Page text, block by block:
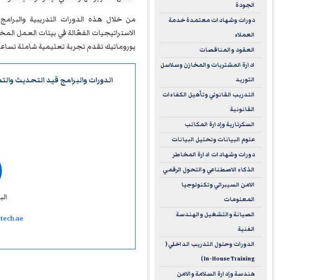
من خلال هذه الدورات التدريبية
الاستراتيجيات الفعّالة في بيئات العمل
يوروماتيك تقدم تجربة تعليمية شاملة
الدورات والبرامج قيد التحديث
الجودة
دورات وشهادات معتمدة خدمة
العملاء
العقود والمناقصات
ادارة المشتريات والمخازن وسلاسل
التوريد
التدريب القانوني وتأهيل الكفاءات
القانونية
السكرتارية وإدارة المكاتب
علوم البيانات وتحليل البيانات
دورات وشهادات ادارة المخاطر
الذكاء الاصطناعي والتحول الرقمي
الامن السيبراني وتكنولوجيا
المعلومات
الصيانة والتشغيل والهندسة
الفنية
الدورات وحلول التدريب الداخلي (
In-House Training )
هندسة وإدارة السلامة والامن